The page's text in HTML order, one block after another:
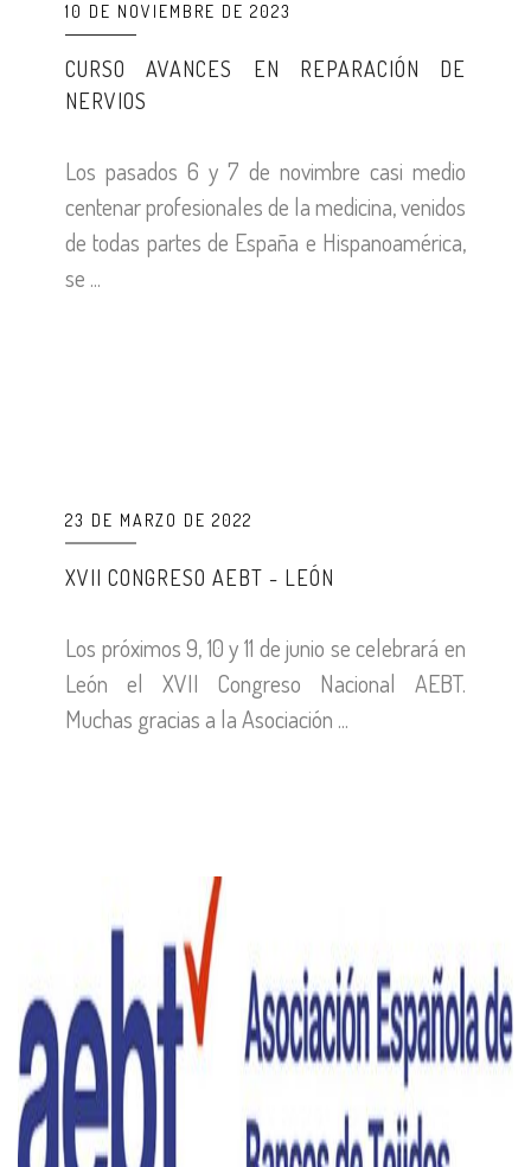
10 DE NOVIEMBRE DE 2023
CURSO AVANCES EN REPARACIÓN DE
NERVIOS
Los pasados 6 y 7 de novimbre casi medio
centenar profesionales de la medicina, venidos
de todas partes de España e Hispanoamérica,
se ...
23 DE MARZO DE 2022
XVII CONGRESO AEBT - LEÓN
Los próximos 9, 10 y 11 de junio se celebrará en
León el XVII Congreso Nacional AEBT.
Muchas gracias a la Asociación ...